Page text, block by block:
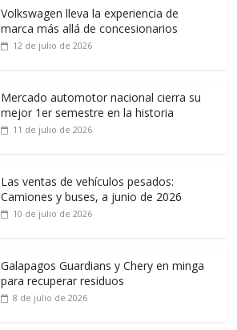
Volkswagen lleva la experiencia de
marca más allá de concesionarios
12 de julio de 2026
Mercado automotor nacional cierra su
mejor 1er semestre en la historia
11 de julio de 2026
Las ventas de vehículos pesados:
Camiones y buses, a junio de 2026
10 de julio de 2026
Galapagos Guardians y Chery en minga
para recuperar residuos
8 de julio de 2026